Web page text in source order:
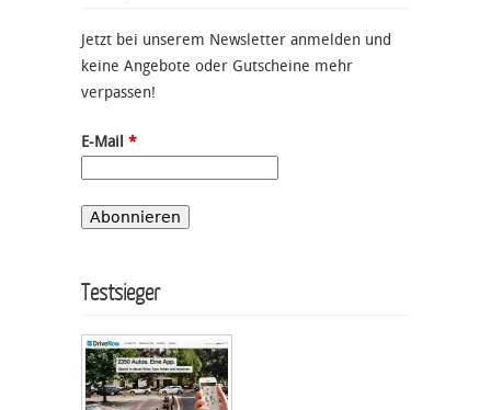
Jetzt bei unserem Newsletter anmelden und
keine Angebote oder Gutscheine mehr
verpassen!
E-Mail *
Testsieger